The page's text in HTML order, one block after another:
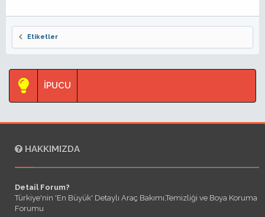
Etiketler
İPUCU
HAKKIMIZDA
Detail Forum?
Türkiye'nin 'En Büyük' Detaylı Araç Bakımı,Temizliği ve Boya Koruma
Forumu